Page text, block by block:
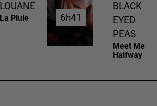
LOUANE
La Pluie 6h41
6h41
BLACK
EYED
PEAS
Meet Me
Halfway